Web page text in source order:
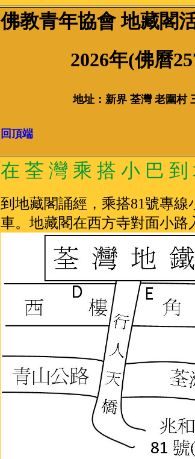
佛教青年協會 地藏閣
2026年(佛曆
地址：新界 荃灣 老圍村
回頂端
在 荃 灣 乘 搭 小 巴 到
到地藏閣誦經，乘搭81號專
車。地藏閣在西方寺對面小路